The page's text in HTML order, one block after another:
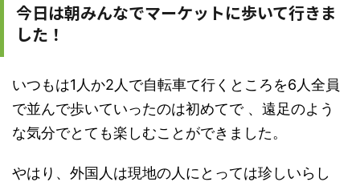
今日は朝みんなでマーケットに歩いて行きま
した！
いつもは1人か2人で自転車て行くところを6人全員
で並んで歩いていったのは初めてで 、遠足のよう
な気分でとても楽しむことができました。
やはり、外国人は現地の人にとっては珍しいらし